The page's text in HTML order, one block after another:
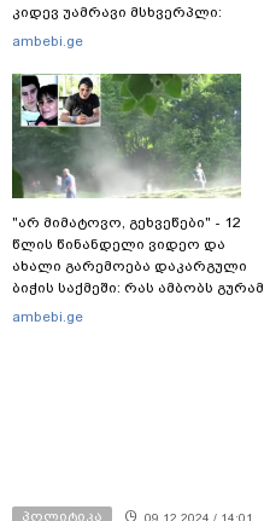
კიდევ უამრავი მსხვერპლი:
რომელ ქვეყნამდე მივიდა
სპეცოპერაციის შემდეგ
ambebi.ge
"არ მიმატოვო, გეხვეწები" - 12
წლის წინანდელი ვიდეო და
ახალი გარემოება დაკარგული
ბიჭის საქმეში: რას ამბობს გურამ
დადიანიძის დედა
ambebi.ge
პოლიტიკა 09.12.2024 / 14:01